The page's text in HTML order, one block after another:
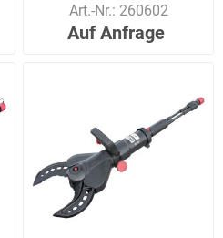
Art.-Nr.: 260602
Auf Anfrage